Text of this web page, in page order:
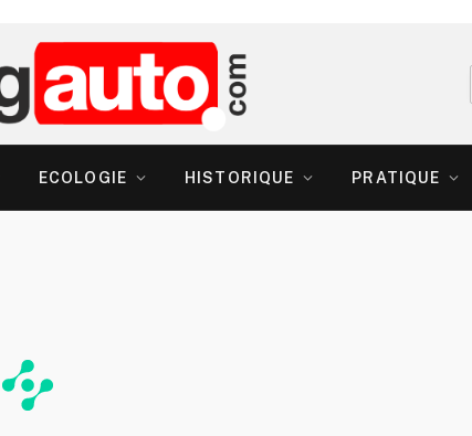
ECOLOGIE HISTORIQUE PRATIQUE